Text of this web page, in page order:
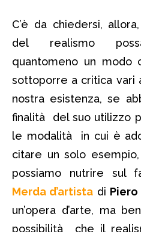
C’è da chiedersi,
del realismo
quantomeno un modo
sottoporre a critica vari
nostra esistenza, se
finalità del suo utilizzo
le modalità in cui è
citare un solo
possiamo nutrire sul
Merda d’artista di Piero
un’opera d’arte, ma
possibilità che il